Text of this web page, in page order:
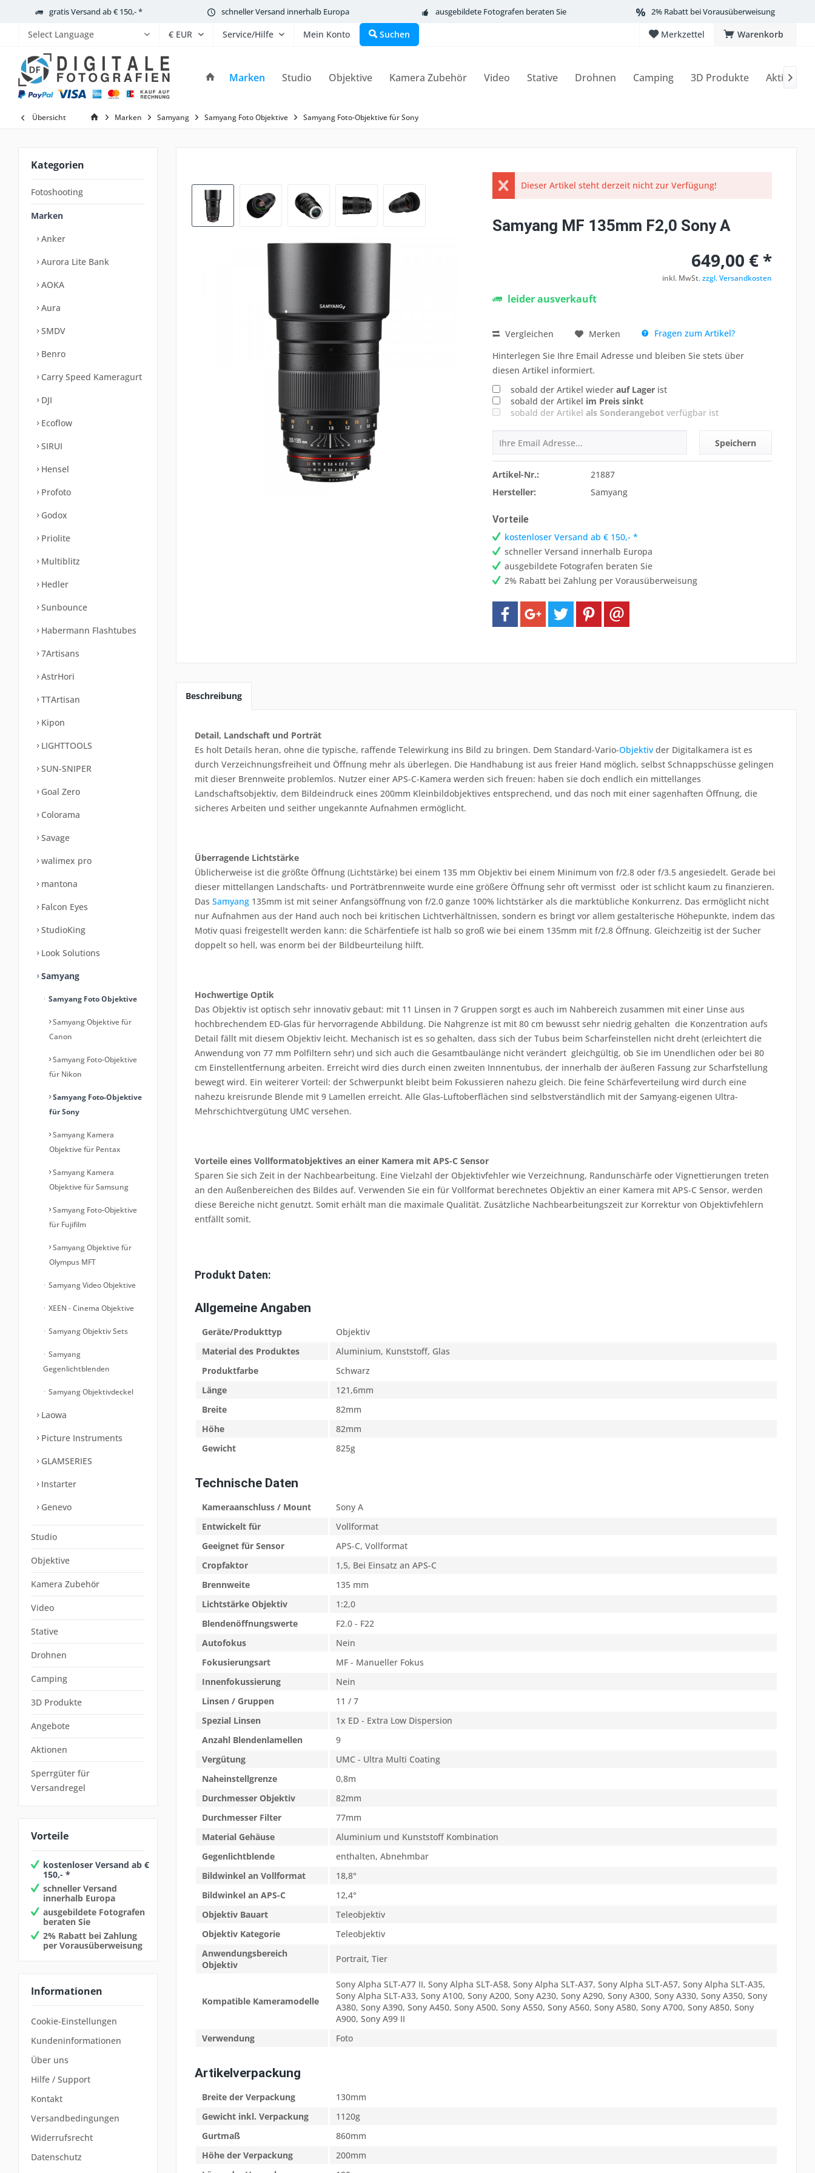
gratis Versand ab € 150,- * schneller Versand innerhalb Europa ausgebildete Fotografen beraten Sie 2% Rabatt bei Vorausüberweisung
Powered by
Warenkorb
Merkzettel
Service/Hilfe Mein Konto Suchen
Marken Studio Objektive Kamera Zubehör Video Stative Drohnen Camping 3D Produkte Aktionen

Übersicht Marken Samyang Samyang Foto Objektive Samyang Foto-Objektive für Sony
Kategorien
Fotoshooting
Marken
Anker
Aurora Lite Bank
AOKA
Aura
SMDV
Benro
Carry Speed Kameragurt
DJI
Ecoflow
SIRUI
Hensel
Profoto
Godox
Priolite
Multiblitz
Hedler
Sunbounce
Habermann Flashtubes
7Artisans
AstrHori
TTArtisan
Kipon
LIGHTTOOLS
SUN-SNIPER
Goal Zero
Colorama
Savage
walimex pro
mantona
Falcon Eyes
StudioKing
Look Solutions
Samyang
Samyang Foto Objektive
Samyang Objektive für
Canon
Samyang Foto-Objektive
für Nikon
Samyang Foto-Objektive
für Sony
Samyang Kamera
Objektive für Pentax
Samyang Kamera
Objektive für Samsung
Samyang Foto-Objektive
für Fujifilm
Samyang Objektive für
Olympus MFT
Samyang Video Objektive
XEEN - Cinema Objektive
Samyang Objektiv Sets
Samyang
Gegenlichtblenden
Samyang Objektivdeckel
Laowa
Picture Instruments
GLAMSERIES
Instarter
Genevo
Studio
Objektive
Kamera Zubehör
Video
Stative
Drohnen
Camping
3D Produkte
Angebote
Aktionen
Sperrgüter für
Versandregel
Vorteile
kostenloser Versand ab €
150,- *
schneller Versand
innerhalb Europa
ausgebildete Fotografen
beraten Sie
2% Rabatt bei Zahlung
per Vorausüberweisung
Informationen
Cookie-Einstellungen
Kundeninformationen
Über uns
Hilfe / Support
Kontakt
Versandbedingungen
Widerrufsrecht
Datenschutz
Dieser Artikel steht derzeit nicht zur Verfügung!
Samyang MF 135mm F2,0 Sony A
649,00 € *
inkl. MwSt.zzgl. Versandkosten
leider ausverkauft
Vergleichen Merken
Fragen zum Artikel?
Hinterlegen Sie Ihre Email Adresse und bleiben Sie stets über
diesen Artikel informiert.
sobald der Artikel wieder auf Lagerist
sobald der Artikel im Preis sinkt
sobald der Artikel als Sonderangebotverfügbar ist
Speichern
Artikel-Nr.:
21887
Hersteller:
Samyang
Vorteile
kostenloser Versand ab € 150,- *
schneller Versand innerhalb Europa
ausgebildete Fotografen beraten Sie
2% Rabatt bei Zahlung per Vorausüberweisung
Beschreibung
Detail, Landschaft und Porträt
Es holt Details heran, ohne die typische, raffende Telewirkung ins Bild zu bringen. Dem Standard-Vario-Objektiv der Digitalkamera ist es
durch Verzeichnungsfreiheit und Öffnung mehr als überlegen. Die Handhabung ist aus freier Hand möglich, selbst Schnappschüsse gelingen
mit dieser Brennweite problemlos. Nutzer einer APS-C-Kamera werden sich freuen: haben sie doch endlich ein mittellanges
Landschaftsobjektiv, dem Bildeindruck eines 200mm Kleinbildobjektives entsprechend, und das noch mit einer sagenhaften Öffnung, die
sicheres Arbeiten und seither ungekannte Aufnahmen ermöglicht.
Überragende Lichtstärke
Üblicherweise ist die größte Öffnung (Lichtstärke) bei einem 135 mm Objektiv bei einem Minimum von f/2.8 oder f/3.5 angesiedelt. Gerade bei
dieser mittellangen Landschafts- und Porträtbrennweite wurde eine größere Öffnung sehr oft vermisst  oder ist schlicht kaum zu finanzieren.
Das Samyang 135mm ist mit seiner Anfangsöffnung von f/2.0 ganze 100% lichtstärker als die marktübliche Konkurrenz. Das ermöglicht nicht
nur Aufnahmen aus der Hand auch noch bei kritischen Lichtverhältnissen, sondern es bringt vor allem gestalterische Höhepunkte, indem das
Motiv quasi freigestellt werden kann: die Schärfentiefe ist halb so groß wie bei einem 135mm mit f/2.8 Öffnung. Gleichzeitig ist der Sucher
doppelt so hell, was enorm bei der Bildbeurteilung hilft.
Hochwertige Optik
Das Objektiv ist optisch sehr innovativ gebaut: mit 11 Linsen in 7 Gruppen sorgt es auch im Nahbereich zusammen mit einer Linse aus
hochbrechendem ED-Glas für hervorragende Abbildung. Die Nahgrenze ist mit 80 cm bewusst sehr niedrig gehalten  die Konzentration aufs
Detail fällt mit diesem Objektiv leicht. Mechanisch ist es so gehalten, dass sich der Tubus beim Scharfeinstellen nicht dreht (erleichtert die
Anwendung von 77 mm Polfiltern sehr) und sich auch die Gesamtbaulänge nicht verändert  gleichgültig, ob Sie im Unendlichen oder bei 80
cm Einstellentfernung arbeiten. Erreicht wird dies durch einen zweiten Innnentubus, der innerhalb der äußeren Fassung zur Scharfstellung
bewegt wird. Ein weiterer Vorteil: der Schwerpunkt bleibt beim Fokussieren nahezu gleich. Die feine Schärfeverteilung wird durch eine
nahezu kreisrunde Blende mit 9 Lamellen erreicht. Alle Glas-Luftoberflächen sind selbstverständlich mit der Samyang-eigenen Ultra-
Mehrschichtvergütung UMC versehen.
Vorteile eines Vollformatobjektives an einer Kamera mit APS-C Sensor
Sparen Sie sich Zeit in der Nachbearbeitung. Eine Vielzahl der Objektivfehler wie Verzeichnung, Randunschärfe oder Vignettierungen treten
an den Außenbereichen des Bildes auf. Verwenden Sie ein für Vollformat berechnetes Objektiv an einer Kamera mit APS-C Sensor, werden
diese Bereiche nicht genutzt. Somit erhält man die maximale Qualität. Zusätzliche Nachbearbeitungszeit zur Korrektur von Objektivfehlern
entfällt somit.
Produkt Daten:
Allgemeine Angaben
Geräte/Produkttyp
Objektiv
Material des Produktes
Aluminium, Kunststoff, Glas
Produktfarbe
Schwarz
Länge
121,6mm
Breite
82mm
Höhe
82mm
Gewicht
825g
Technische Daten
Kameraanschluss / Mount
Sony A
Entwickelt für
Vollformat
Geeignet für Sensor
APS-C, Vollformat
Cropfaktor
1,5, Bei Einsatz an APS-C
Brennweite
135 mm
Lichtstärke Objektiv
1:2,0
Blendenöffnungswerte
F2.0 - F22
Autofokus
Nein
Fokusierungsart
MF - Manueller Fokus
Innenfokussierung
Nein
Linsen / Gruppen
11 / 7
Spezial Linsen
1x ED - Extra Low Dispersion
Anzahl Blendenlamellen
9
Vergütung
UMC - Ultra Multi Coating
Naheinstellgrenze
0,8m
Durchmesser Objektiv
82mm
Durchmesser Filter
77mm
Material Gehäuse
Aluminium und Kunststoff Kombination
Gegenlichtblende
enthalten, Abnehmbar
Bildwinkel an Vollformat
18,8°
Bildwinkel an APS-C
12,4°
Objektiv Bauart
Teleobjektiv
Objektiv Kategorie
Teleobjektiv
Anwendungsbereich
Objektiv
Portrait, Tier
Kompatible Kameramodelle
Sony Alpha SLT-A77 II, Sony Alpha SLT-A58, Sony Alpha SLT-A37, Sony Alpha SLT-A57, Sony Alpha SLT-A35,
Sony Alpha SLT-A33, Sony A100, Sony A200, Sony A230, Sony A290, Sony A300, Sony A330, Sony A350, Sony
A380, Sony A390, Sony A450, Sony A500, Sony A550, Sony A560, Sony A580, Sony A700, Sony A850, Sony
A900, Sony A99 II
Verwendung
Foto
Artikelverpackung
Breite der Verpackung
130mm
Gewicht inkl. Verpackung
1120g
Gurtmaß
860mm
Höhe der Verpackung
200mm